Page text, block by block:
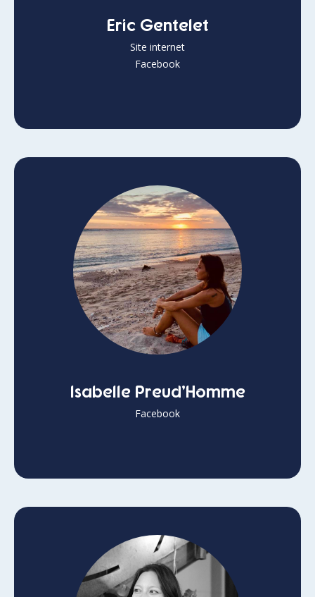
Eric Gentelet
Site internet
Facebook
Isabelle Preud’Homme
Facebook